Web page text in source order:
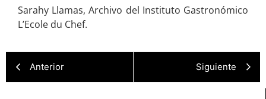
Sarahy Llamas, Archivo del Instituto Gastronómico
L’Ecole du Chef.
Anterior Siguiente